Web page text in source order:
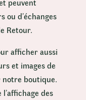
peuvent
ou d’échanges
Retour.
afficher aussi
et images de
notre boutique.
des